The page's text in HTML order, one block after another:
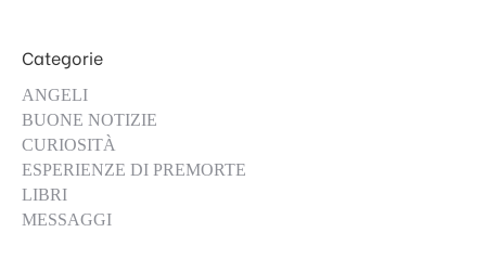
Categorie
ANGELI
BUONE NOTIZIE
CURIOSITÀ
ESPERIENZE DI PREMORTE
LIBRI
MESSAGGI